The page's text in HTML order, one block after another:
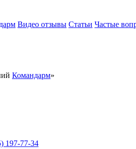
Видео отзывы Статьи Частые
Командарм»
197-77-34